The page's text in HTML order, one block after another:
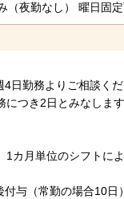
（夜勤なし） 曜日固
勤務よりご相談く
につき2日とみなします
カ月単位のシフトに
与（常勤の場合10日）